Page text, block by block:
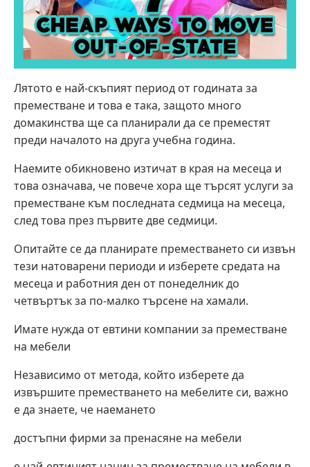
Лятото е най-скъпият период от годината за
преместване и това е така, защото много
домакинства ще са планирали да се преместят
преди началото на друга учебна година.
Наемите обикновено изтичат в края на месеца и
това означава, че повече хора ще търсят услуги за
преместване към последната седмица на месеца,
след това през първите две седмици.
Опитайте се да планирате преместването си извън
тези натоварени периоди и изберете средата на
месеца и работния ден от понеделник до
четвъртък за по-малко търсене на хамали.
Имате нужда от евтини компании за преместване
на мебели
Независимо от метода, който изберете да
извършите преместването на мебелите си, важно
е да знаете, че наемането
достъпни фирми за пренасяне на мебели